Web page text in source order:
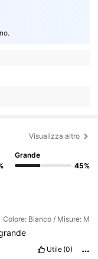
Visualizza altro
Grande
45%
Colore: Bianco / Misure: M
Utile (0)